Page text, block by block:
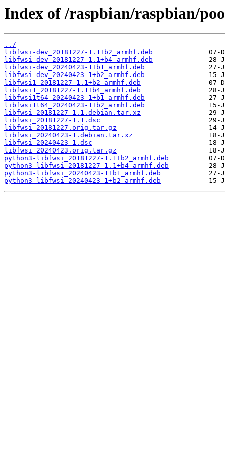
Index of /raspbian/raspbian/
../
libfwsi-dev_20181227-1.1+b2_armhf.deb
libfwsi-dev_20181227-1.1+b4_armhf.deb
libfwsi-dev_20240423-1+b1_armhf.deb
libfwsi-dev_20240423-1+b2_armhf.deb
libfwsi1_20181227-1.1+b2_armhf.deb
libfwsi1_20181227-1.1+b4_armhf.deb
libfwsi1t64_20240423-1+b1_armhf.deb
libfwsi1t64_20240423-1+b2_armhf.deb
libfwsi_20181227-1.1.debian.tar.xz
libfwsi_20181227-1.1.dsc
libfwsi_20181227.orig.tar.gz
libfwsi_20240423-1.debian.tar.xz
libfwsi_20240423-1.dsc
libfwsi_20240423.orig.tar.gz
python3-libfwsi_20181227-1.1+b2_armhf.deb
python3-libfwsi_20181227-1.1+b4_armhf.deb
python3-libfwsi_20240423-1+b1_armhf.deb
python3-libfwsi_20240423-1+b2_armhf.deb